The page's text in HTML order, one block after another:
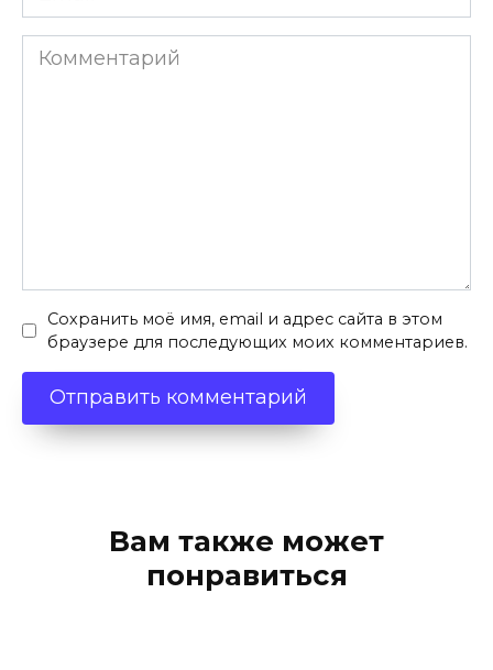
*
Комментарий
Сохранить моё имя, email и адрес сайта в этом
браузере для последующих моих комментариев.
Вам также может
понравиться